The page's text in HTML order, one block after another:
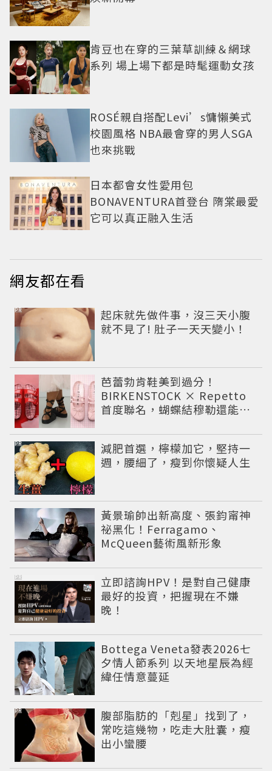
肯豆也在穿的三葉草訓練＆網球
系列 場上場下都是時髦運動女孩
ROSÉ親自搭配Levi’s慵懶美式
校園風格 NBA最會穿的男人SGA
也來挑戰
日本都會女性愛用包
BONAVENTURA首登台 隋棠最愛
它可以真正融入生活
網友都在看
起床就先做件事，沒三天小腹
就不見了! 肚子一天天變小！
PR
芭蕾勃肯鞋美到過分！
BIRKENSTOCK × Repetto
首度聯名，蝴蝶結穆勒還能綁
減肥首選，檸檬加它，堅持一
週，腰細了，瘦到你懷疑人生
PR
黃景瑜帥出新高度、張鈞甯神
祕黑化！Ferragamo、
McQueen藝術風新形象
立即諮詢HPV！是對自己健康
最好的投資，把握現在不嫌
晚！
PR
Bottega Veneta發表2026七
夕情人節系列 以天地星辰為經
緯任情意蔓延
腹部脂肪的「剋星」找到了，
常吃這幾物，吃走大肚囊，瘦
出小蠻腰
PR